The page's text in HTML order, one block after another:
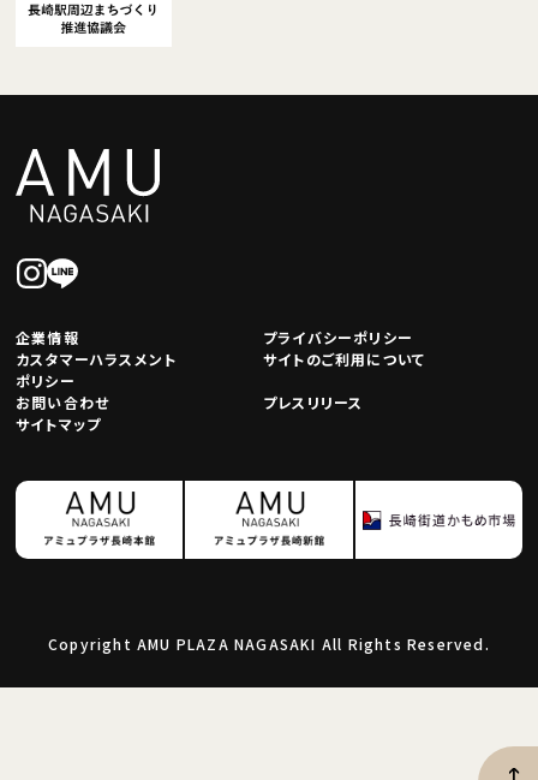
企業情報
プライバシーポリシー
カスタマーハラスメント
ポリシー
サイトのご利用について
お問い合わせ
プレスリリース
サイトマップ
Copyright AMU PLAZA NAGASAKI All Rights Reserved.